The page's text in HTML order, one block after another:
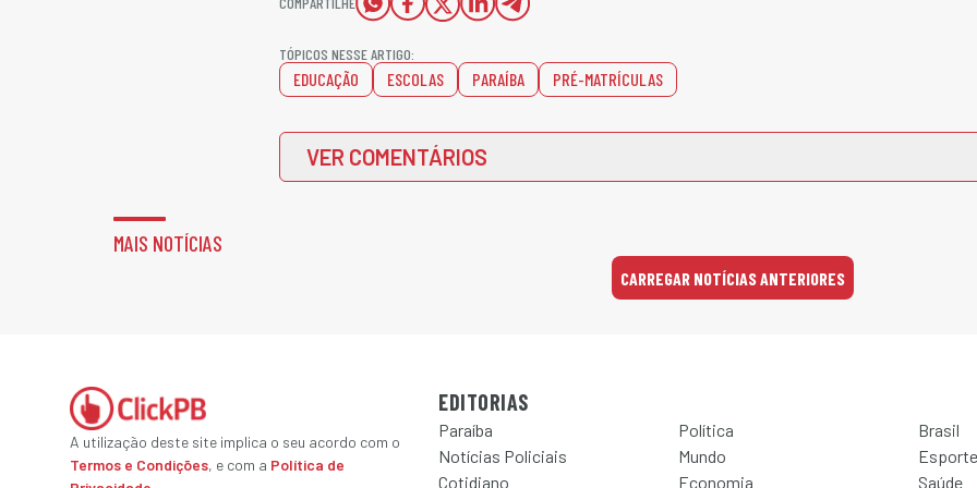
TÓPICOS NESSE ARTIGO:
EDUCAÇÃO ESCOLAS PARAÍBA PRÉ-MATRÍCULAS
VER COMENTÁRIOS
MAIS NOTÍCIAS
CARREGAR NOTÍCIAS ANTERIORES
A utilização deste site implica o seu acordo com o
Termos e Condições, e com a Política de
EDITORIAS
Paraíba Política
Brasil
Notícias Policiais
Mundo
Esporte
Cotidiano
Economia Saúde